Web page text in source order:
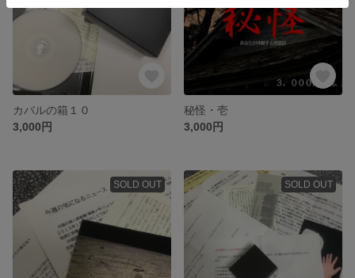
カバルの箱１０
3,000円
秘怪・壱
3,000円
SOLD OUT SOLD OUT